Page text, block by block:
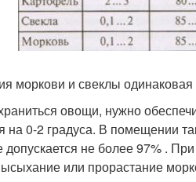
моркови и свеклы одинаковая
овощи, нужно
на 0-2 градуса. В помещении
не более 97% .
или прорастание